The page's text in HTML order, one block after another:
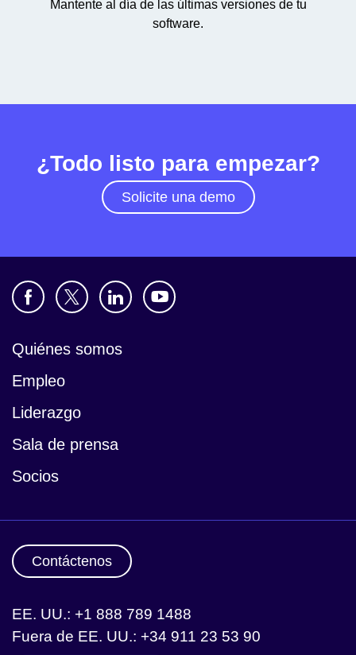
Mantente al día de las últimas versiones de tu
software.
¿Todo listo para empezar?
Solicite una demo
Quiénes somos
Empleo
Liderazgo
Sala de prensa
Socios
Contáctenos
EE. UU.: +1 888 789 1488
Fuera de EE. UU.: +34 911 23 53 90